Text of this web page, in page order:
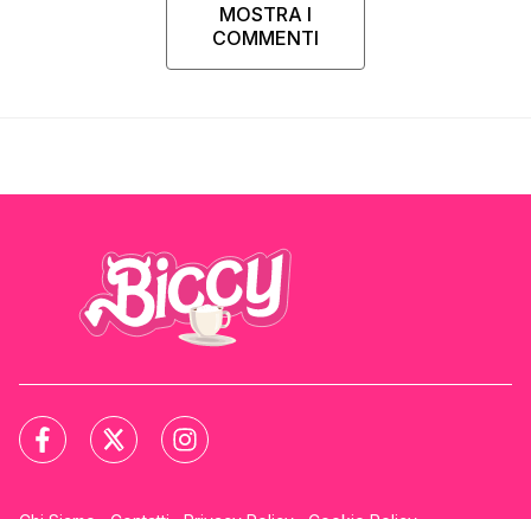
MOSTRA I
COMMENTI